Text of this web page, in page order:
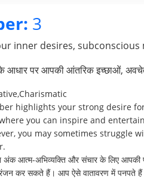
3
inner desires,
आधार पर आपकी आंतरिक इच्छाओं,
highlights your strong desire
you can inspire and
you may sometimes struggle
अंक आत्म-अभिव्यक्ति और संचार के लिए आपकी
कर सकते हैं। आप ऐसे वातावरण में पनपते